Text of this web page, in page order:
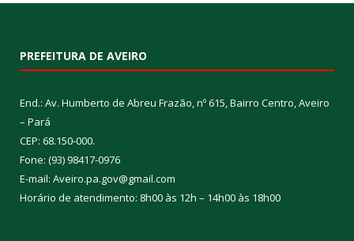
PREFEITURA DE AVEIRO
End.: Av. Humberto de Abreu Frazão, nº 615, Bairro Centro, Aveiro
– Pará
CEP: 68.150-000.
Fone: (93) 98417-0976
E-mail: Aveiro.pa.gov@gmail.com
Horário de atendimento: 8h00 às 12h – 14h00 às 18h00